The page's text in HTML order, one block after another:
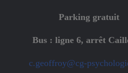
Parking gratuit
Bus : ligne 6, arrêt
c.geoffroy@cg-